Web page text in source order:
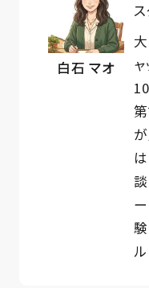
白石 マオ